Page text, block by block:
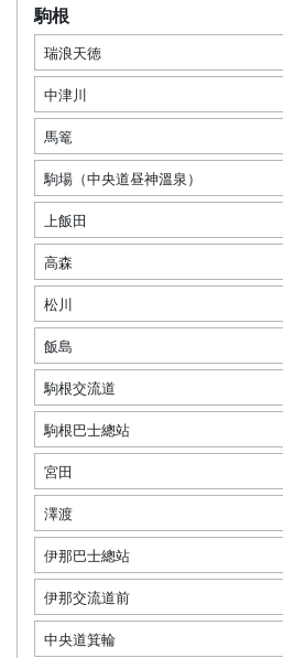
駒根
瑞浪天徳
中津川
馬篭
駒場（中央道昼神溫泉）
上飯田
高森
松川
飯島
駒根交流道
駒根巴士總站
宮田
澤渡
伊那巴士總站
伊那交流道前
中央道箕輪